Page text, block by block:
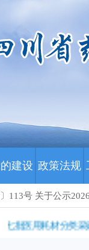
建设 政策法规
113号 关于公示
医用耗材分类采购